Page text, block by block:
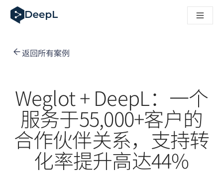
DeepL 人工智能智能体
DeepL Translation Flow：针对关键应用场景和集成的新型
了解 Translation Flow：面向所有需要此类服务的团队，
从高质量文本翻译到实时语音平台
Building an instantly accessible voice demo with DeepL
返回所有案例
Weglot + DeepL：一个
服务于55,000+客户的
合作伙伴关系，支持转
化率提升高达44%